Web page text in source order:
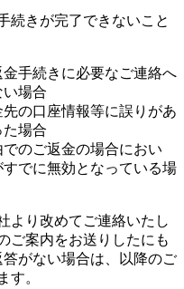
続きが完了できないこと
手続きに必要なご連絡へ
場合
の口座情報等に誤りがあ
た場合
のご返金の場合におい
でに無効となっている場
より改めてご連絡いたし
ご案内をお送りしたにも
がない場合は、以降のご
す。